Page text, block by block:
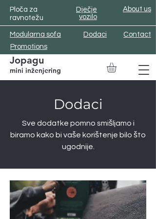
Ploča za
ravnotežu
Dječje
vozilo
Modularna sofa Dodaci
Contact
Promotions
Jopagu
mini inženjering
EUR (€)
About us
Dodaci
Sve dodatke pomno smišljamo i
biramo kako bi vaše korištenje bilo što
ugodnije.